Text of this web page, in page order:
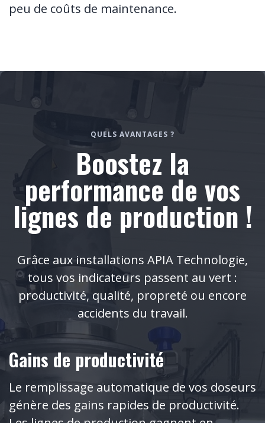
peu de coûts de maintenance.
QUELS AVANTAGES ?
Boostez la
performance de vos
lignes de production !
Grâce aux installations APIA Technologie,
tous vos indicateurs passent au vert :
productivité, qualité, propreté ou encore
accidents du travail.
Gains de productivité
Le remplissage automatique de vos doseurs
génère des gains rapides de productivité.